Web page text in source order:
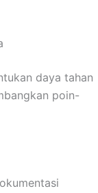
daya tahan
poin-